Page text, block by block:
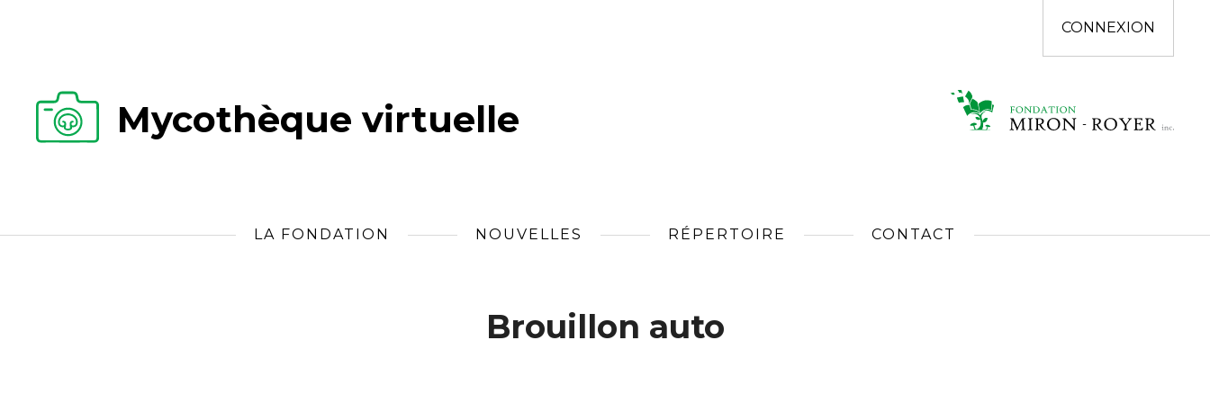
CONNEXION
Mycothèque virtuelle
LA FONDATION NOUVELLES RÉPERTOIRE CONTACT
Brouillon auto